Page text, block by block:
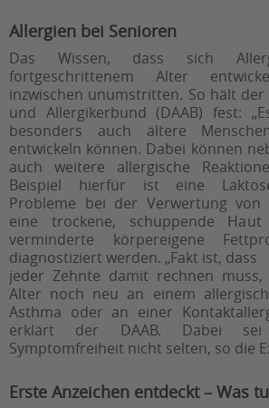
Allergien bei Senioren
Das Wissen, dass sich
fortgeschrittenem Alter
inzwischen unumstritten. So hält
und Allergikerbund (DAAB) fest:
besonders auch ältere
entwickeln können. Dabei können
auch weitere allergische
Beispiel hierfür ist eine
Probleme bei der Verwertung von
eine trockene, schuppende
verminderte körpereigene
diagnostiziert werden. „Fakt ist, dass
jeder Zehnte damit rechnen
Alter noch neu an einem
Asthma oder an einer
erklärt der DAAB. Dabei sei
Symptomfreiheit nicht selten, so die
Erste Anzeichen entdeckt – Was